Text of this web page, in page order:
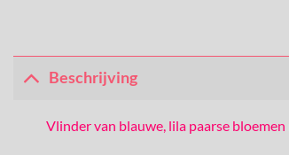
Beschrijving
Vlinder van blauwe, lila paarse